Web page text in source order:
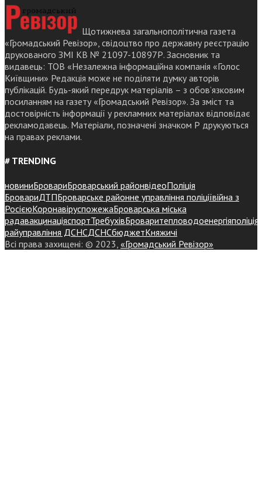
Щотижнева загальнополітична газета
«Громадський Ревізор», свідоцтво про державну реєстрацію
друкованого ЗМІ КВ № 21097-10897Р. Засновник та
видавець: ТОВ «Незалежна інформаційна компанія «Голос
Київщини» Редакція може не поділяти думку авторів
публікацій. Будь-який передрук матеріалів – з обов’язковим
посиланням на газету «Громадський Ревізор». За зміст та
достовірність інформації у рекламних матеріалах відповідає
рекламодавець. Матеріали, позначені значком Р друкуються
на правах реклами.
# TRENDING
новиниБровариБроварський районвідеоПоліція
БровариДТПБроварське районне управління поліціївійна з
РосієюКоронавіруспожежаБроварська міська
радавакцинаціяспортТребухівБроваритепловодоенергіяполіція
райуправління ДСНСДСНСбюджетКняжичі
Всі права захищені: © 2023, «Громадський Ревізор»